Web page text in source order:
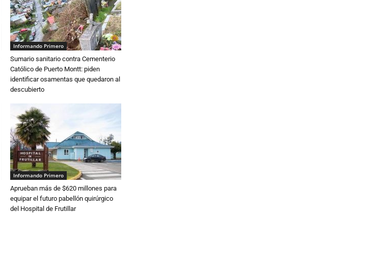
Informando Primero
Sumario sanitario contra Cementerio
Católico de Puerto Montt: piden
identificar osamentas que quedaron al
descubierto
Informando Primero
Aprueban más de $620 millones para
equipar el futuro pabellón quirúrgico
del Hospital de Frutillar